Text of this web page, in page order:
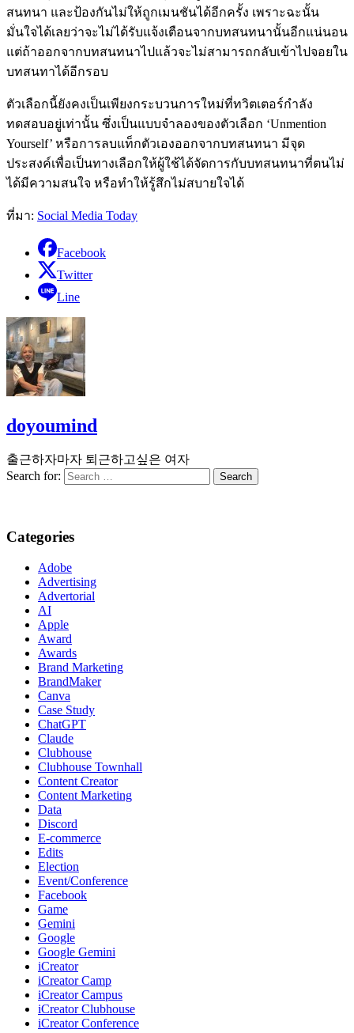
สนทนา และป้องกันไม่ให้ถูกเมนชันได้อีกครั้ง เพราะฉะนั้น
มั่นใจได้เลยว่าจะไม่ได้รับแจ้งเตือนจากบทสนทนานั้นอีกแน่นอน
แต่ถ้าออกจากบทสนทนาไปแล้วจะไม่สามารถกลับเข้าไปจอยใน
บทสนทาได้อีกรอบ
ตัวเลือกนี้ยังคงเป็นเพียงกระบวนการใหม่ที่ทวิตเตอร์กำลัง
ทดสอบอยู่เท่านั้น ซึ่งเป็นแบบจำลองของตัวเลือก ‘Unmention
Yourself’ หรือการลบแท็กตัวเองออกจากบทสนทนา มีจุด
ประสงค์เพื่อเป็นทางเลือกให้ผู้ใช้ได้จัดการกับบทสนทนาที่ตนไม่
ได้มีความสนใจ หรือทำให้รู้สึกไม่สบายใจได้
ที่มา: Social Media Today
Facebook
Twitter
Line
doyoumind
출근하자마자 퇴근하고싶은 여자
Search for:
Categories
Adobe
Advertising
Advertorial
AI
Apple
Award
Awards
Brand Marketing
BrandMaker
Canva
Case Study
ChatGPT
Claude
Clubhouse
Clubhouse Townhall
Content Creator
Content Marketing
Data
Discord
E-commerce
Edits
Election
Event/Conference
Facebook
Game
Gemini
Google
Google Gemini
iCreator
iCreator Camp
iCreator Campus
iCreator Clubhouse
iCreator Conference